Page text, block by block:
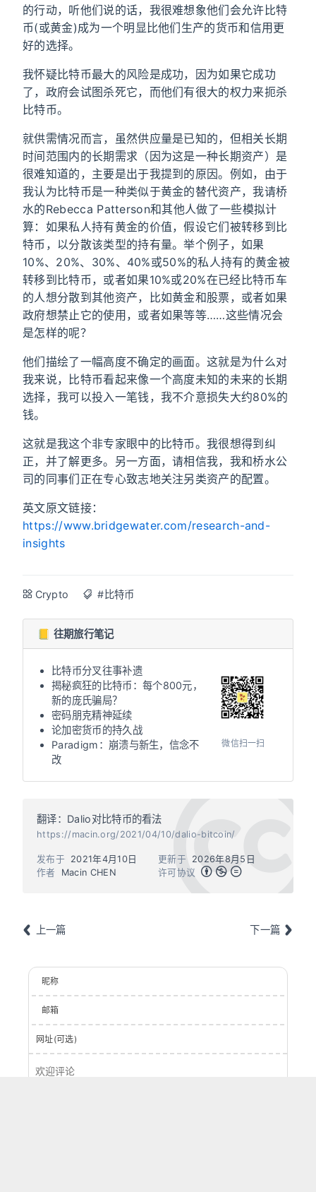
的行动，听他们说的话，我很难想象他们会允许比特
币(或黄金)成为一个明显比他们生产的货币和信用更
好的选择。
我怀疑比特币最大的风险是成功，因为如果它成功
了，政府会试图杀死它，而他们有很大的权力来扼杀
比特币。
就供需情况而言，虽然供应量是已知的，但相关长期
时间范围内的长期需求（因为这是一种长期资产）是
很难知道的，主要是出于我提到的原因。例如，由于
我认为比特币是一种类似于黄金的替代资产，我请桥
水的Rebecca Patterson和其他人做了一些模拟计
算：如果私人持有黄金的价值，假设它们被转移到比
特币，以分散该类型的持有量。举个例子，如果
10%、20%、30%、40%或50%的私人持有的黄金被
转移到比特币，或者如果10%或20%在已经比特币车
的人想分散到其他资产，比如黄金和股票，或者如果
政府想禁止它的使用，或者如果等等……这些情况会
是怎样的呢？
他们描绘了一幅高度不确定的画面。这就是为什么对
我来说，比特币看起来像一个高度未知的未来的长期
选择，我可以投入一笔钱，我不介意损失大约80%的
钱。
这就是我这个非专家眼中的比特币。我很想得到纠
正，并了解更多。另一方面，请相信我，我和桥水公
司的同事们正在专心致志地关注另类资产的配置。
英文原文链接：
https://www.bridgewater.com/research-and-
insights
Crypto #比特币
📒 往期旅行笔记
比特币分叉往事补遗
揭秘疯狂的比特币：每个800元，
新的庞氏骗局？
密码朋克精神延续
论加密货币的持久战
Paradigm：崩溃与新生，信念不
改
微信扫一扫
翻译：Dalio对比特币的看法
https://macin.org/2021/04/10/dalio-bitcoin/
作者 Macin CHEN
发布于 2021年4月10日 更新于
2026年8月5日
许可协议
上一篇 下一篇
昵称
邮箱
网址(可选)